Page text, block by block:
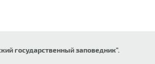
государственный заповедник".